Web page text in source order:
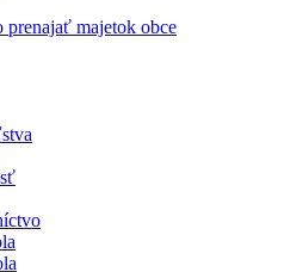
prenajať majetok obce